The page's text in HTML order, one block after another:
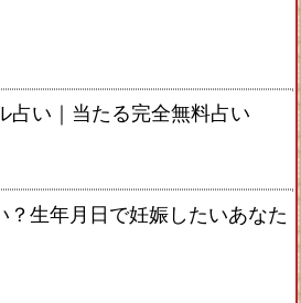
占い｜当たる完全無料占い
？生年月日で妊娠したいあなた